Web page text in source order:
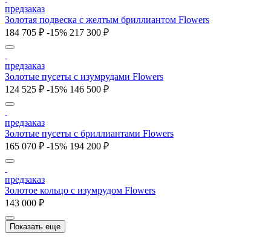
предзаказ
Золотая подвеска с желтым бриллиантом Flowers
184 705 ₽ -15% 217 300 ₽
предзаказ
Золотые пусеты с изумрудами Flowers
124 525 ₽ -15% 146 500 ₽
предзаказ
Золотые пусеты с бриллиантами Flowers
165 070 ₽ -15% 194 200 ₽
предзаказ
Золотое кольцо с изумрудом Flowers
143 000 ₽
Показать еще